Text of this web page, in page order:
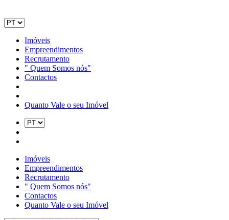
Imóveis
Empreendimentos
Recrutamento
" Quem Somos nós"
Contactos
Quanto Vale o seu Imóvel
Imóveis
Empreendimentos
Recrutamento
" Quem Somos nós"
Contactos
Quanto Vale o seu Imóvel